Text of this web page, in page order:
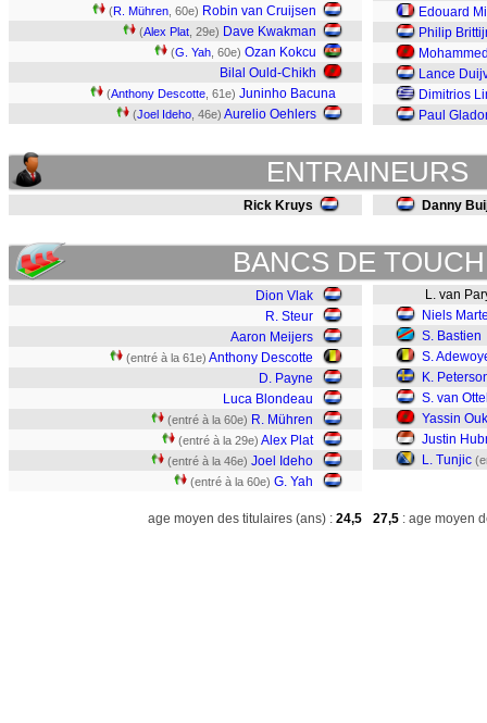
(R. Mühren , 60e) Robin van Cruijsen
(Alex Plat , 29e) Dave Kwakman
(G. Yah , 60e) Ozan Kokcu
Bilal Ould-Chikh
(Anthony Descotte , 61e) Juninho Bacuna
(Joel Ideho , 46e) Aurelio Oehlers
Edouard
Philip
Lance
Dimitrios
Paul
ENTRAINEURS
Rick Kruys Danny
BANCS DE
Dion Vlak
R. Steur
Aaron Meijers
(entré à la 61e) Anthony Descotte
D. Payne
Luca Blondeau
(entré à la 60e) R. Mühren
(entré à la 29e) Alex Plat
(entré à la 46e) Joel Ideho
(entré à la 60e) G. Yah
L. van
Niels
S. Bastien
S.
K.
S. van
Yassin
Justin
L. Tunjic
age moyen des titulaires (ans) : 24,5 27,5 : age moyen